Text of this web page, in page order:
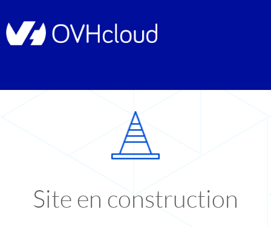
Site en construction